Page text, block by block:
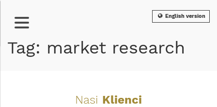
Tag: market research
Nasi Klienci
English version